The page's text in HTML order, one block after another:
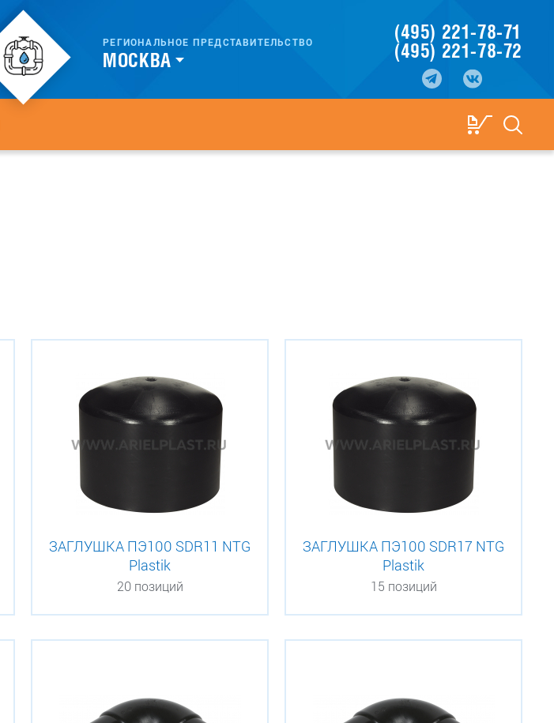
РЕГИОНАЛЬНОЕ ПРЕДСТАВИТЕЛЬСТВО
МОСКВА
(495) 221-78-71
(495) 221-78-72
ЗАГЛУШКА ПЭ100 SDR11 NTG
Plastik
20 позиций
ЗАГЛУШКА ПЭ100 SDR17 NTG
Plastik
15 позиций